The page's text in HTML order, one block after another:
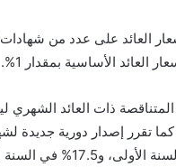
العائد على عدد من شهادات
الأساسية بمقدار 1%.
و12.25% في السنة الثالثة، كما تقرر إصدار